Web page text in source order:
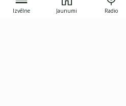
Izvēlne Jaunumi Radio